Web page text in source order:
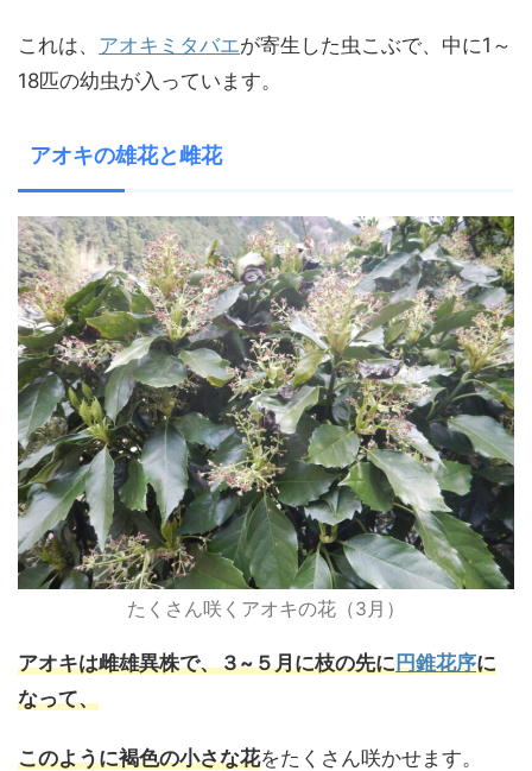
これは、 アオキミタバエが寄生した虫こぶで、中に1～
18匹の幼虫が入っています。
アオキの雄花と雌花
たくさん咲くアオキの花（3月）
アオキは雌雄異株で、３~５月に枝の先に円錐花序に
なって、
このように褐色の小さな花をたくさん咲かせます。